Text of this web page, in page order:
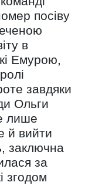
посіву
в
Емурою,
завдяки
Ольги
лише
й вийти
заключна
за
згодом